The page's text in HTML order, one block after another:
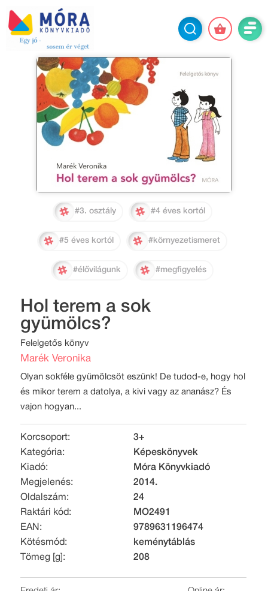
#3. osztály #4 éves kortól
#5 éves kortól #környezetismeret
#élővilágunk #megfigyelés
Hol terem a sok
gyümölcs?
Felelgetős könyv
Marék Veronika
Olyan sokféle gyümölcsöt eszünk! De tudod-e, hogy hol
és mikor terem a datolya, a kivi vagy az ananász? És
vajon hogyan...
Korcsoport:
3+
Kategória:
Képeskönyvek
Kiadó:
Móra Könyvkiadó
Megjelenés:
2014.
Oldalszám:
24
Raktári kód:
MO2491
EAN:
9789631196474
Kötésmód:
keménytáblás
Tömeg [g]:
208